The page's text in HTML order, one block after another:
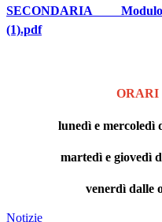
SECONDARIA
(1).pdf
ORARI
lunedì e mercoledì
martedì e giovedì
venerdì dalle
Notizie